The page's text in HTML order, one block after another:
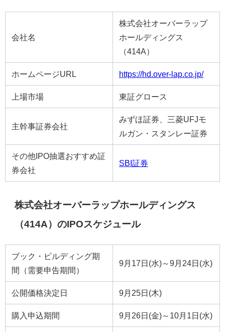
会社名
株式会社オーバーラップ
ホールディングス
（414A）
ホームページURL https://hd.over-lap.co.jp/
上場市場 東証グロース
主幹事証券会社
みずほ証券、三菱UFJモ
ルガン・スタンレー証券
その他IPO抽選おすすめ証
券会社
SBI証券
株式会社オーバーラップホールディングス
（414A）のIPOスケジュール
ブック・ビルディング期
間（需要申告期間）
9月17日(水)～9月24日(水)
公開価格決定日 9月25日(木)
購入申込期間 9月26日(金)～10月1日(水)